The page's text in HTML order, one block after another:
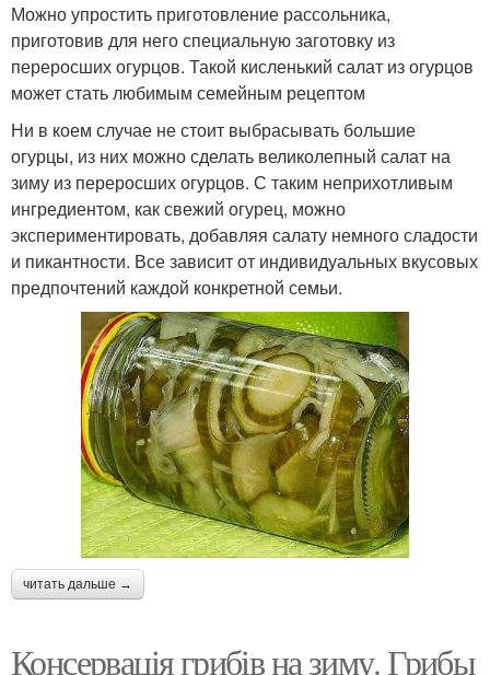
Можно упростить приготовление рассольника,
приготовив для него специальную заготовку из
переросших огурцов. Такой кисленький салат из огурцов
может стать любимым семейным рецептом
Ни в коем случае не стоит выбрасывать большие
огурцы, из них можно сделать великолепный салат на
зиму из переросших огурцов. С таким неприхотливым
ингредиентом, как свежий огурец, можно
экспериментировать, добавляя салату немного сладости
и пикантности. Все зависит от индивидуальных вкусовых
предпочтений каждой конкретной семьи.
читать дальше →
Консервація грибів на зиму. Грибы